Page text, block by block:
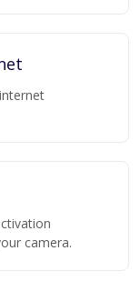
camera.